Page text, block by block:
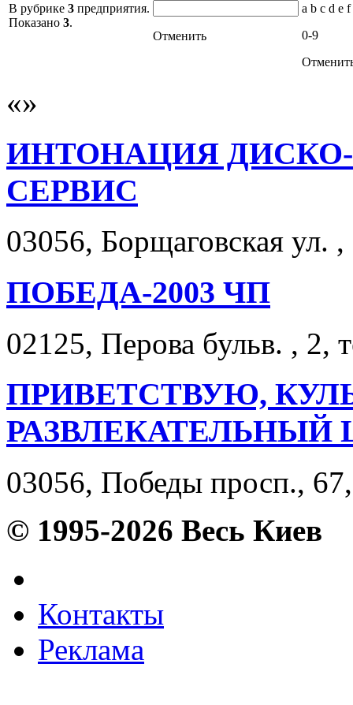
В рубрике 3 предприятия.
Показано 3.
Отменить
a b c d e
0-9
ИНТОНАЦИЯ
СЕРВИС
03056, Борщаговская ул.
ПОБЕДА-2003 ЧП
02125, Перова бульв. , 2,
ПРИВЕТСТВУЮ,
РАЗВЛЕКАТЕЛЬНЫЙ
03056, Победы просп.,
© 1995-2026 Весь Киев
Контакты
Реклама